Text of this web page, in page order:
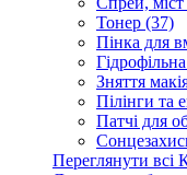
Тонер (37)
Пінка для
Зняття
Пілінги та
Патчі для
Переглянути всі